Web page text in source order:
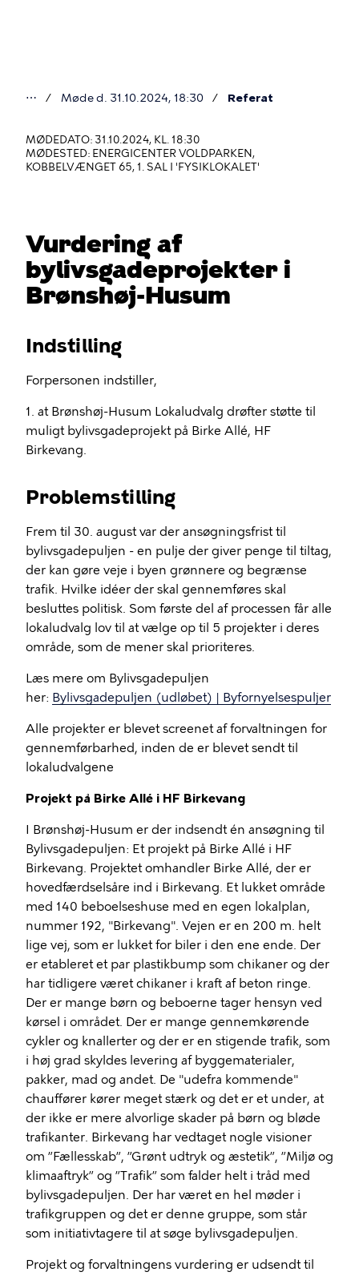
er
her
⋯ Møde d. 31.10.2024, 18:30 Referat
MØDEDATO: 31.10.2024, KL. 18:30
MØDESTED: ENERGICENTER VOLDPARKEN,
KOBBELVÆNGET 65, 1. SAL I 'FYSIKLOKALET'
Vurdering af
bylivsgadeprojekter i
Brønshøj-Husum
Indstilling
Forpersonen indstiller,
1. at Brønshøj-Husum Lokaludvalg drøfter støtte til
muligt bylivsgadeprojekt på Birke Allé, HF
Birkevang.
Problemstilling
Frem til 30. august var der ansøgningsfrist til
bylivsgadepuljen - en pulje der giver penge til tiltag,
der kan gøre veje i byen grønnere og begrænse
trafik. Hvilke idéer der skal gennemføres skal
besluttes politisk. Som første del af processen får alle
lokaludvalg lov til at vælge op til 5 projekter i deres
område, som de mener skal prioriteres.
Læs mere om Bylivsgadepuljen
her: Bylivsgadepuljen (udløbet) | Byfornyelsespuljer
Alle projekter er blevet screenet af forvaltningen for
gennemførbarhed, inden de er blevet sendt til
lokaludvalgene
Projekt på Birke Allé i HF Birkevang
I Brønshøj-Husum er der indsendt én ansøgning til
Bylivsgadepuljen: Et projekt på Birke Allé i HF
Birkevang. Projektet omhandler Birke Allé, der er
hovedfærdselsåre ind i Birkevang. Et lukket område
med 140 beboelseshuse med en egen lokalplan,
nummer 192, "Birkevang". Vejen er en 200 m. helt
lige vej, som er lukket for biler i den ene ende. Der
er etableret et par plastikbump som chikaner og der
har tidligere været chikaner i kraft af beton ringe.
Der er mange børn og beboerne tager hensyn ved
kørsel i området. Der er mange gennemkørende
cykler og knallerter og der er en stigende trafik, som
i høj grad skyldes levering af byggematerialer,
pakker, mad og andet. De "udefra kommende"
chauffører kører meget stærk og det er et under, at
der ikke er mere alvorlige skader på børn og bløde
trafikanter. Birkevang har vedtaget nogle visioner
om ”Fællesskab”, ”Grønt udtryk og æstetik”, ”Miljø og
klimaaftryk” og ”Trafik” som falder helt i tråd med
bylivsgadepuljen. Der har været en hel møder i
trafikgruppen og det er denne gruppe, som står
som initiativtagere til at søge bylivsgadepuljen.
Projekt og forvaltningens vurdering er udsendt til